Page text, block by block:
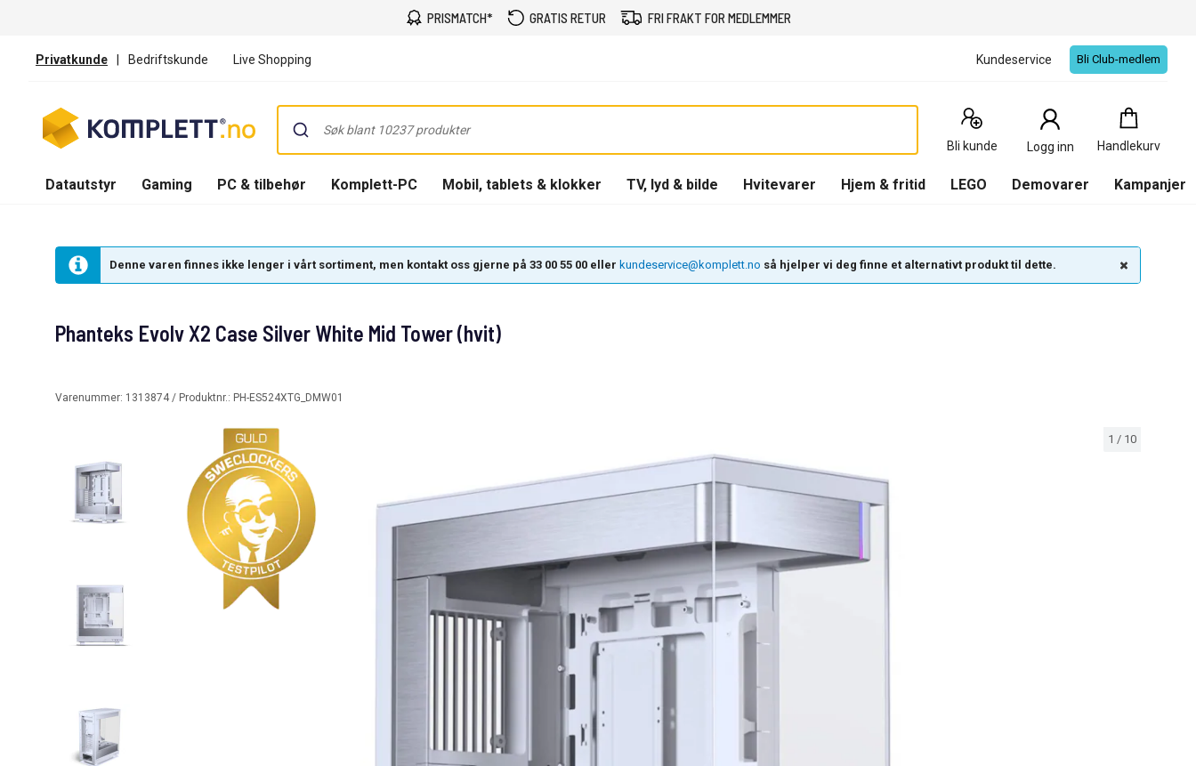
PRISMATCH* GRATIS RETUR FRI FRAKT FOR MEDLEMMER
Privatkunde | Bedriftskunde Live Shopping Kundeservice Bli Club-medlem
Bli kunde Logg inn Handlekurv
Handlekurv
0
Produkter
Datautstyr Gaming PC & tilbehør Komplett-PC Mobil, tablets & klokker TV, lyd & bilde Hvitevarer Hjem & fritid LEGO Demovarer Kampanjer
Denne varen finnes ikke lenger i vårt sortiment, men kontakt oss gjerne på 33 00 55 00 eller kundeservice@komplett.no så hjelper vi deg finne et alternativt produkt til dette.
1 / 10
Phanteks Evolv X2 Case Silver White Mid Tower (hvit)
Varenummer: 1313874 / Produktnr.: PH-ES524XTG_DMW01